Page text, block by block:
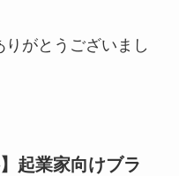
がとうございまし
起業家向けブラ